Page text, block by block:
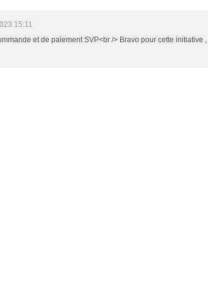
15:11
et de paiement SVP<br /> Bravo pour cette initiative ,